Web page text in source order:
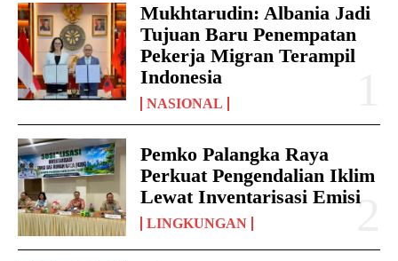
Mukhtarudin: Albania Jadi
Tujuan Baru Penempatan
Pekerja Migran Terampil
Indonesia
NASIONAL
Pemko Palangka Raya
Perkuat Pengendalian Iklim
Lewat Inventarisasi Emisi
LINGKUNGAN